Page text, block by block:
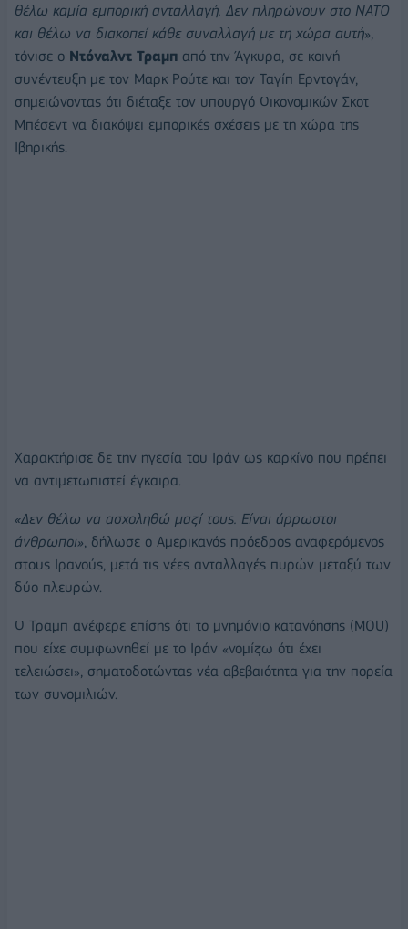
θέλω καμία εμπορική ανταλλαγή. Δεν πληρώνουν στο ΝΑΤΟ
και θέλω να διακοπεί κάθε συναλλαγή με τη χώρα αυτή»,
τόνισε ο Ντόναλντ Τραμπ από την Άγκυρα, σε κοινή
συνέντευξη με τον Μαρκ Ρούτε και τον Ταγίπ Ερντογάν,
σημειώνοντας ότι διέταξε τον υπουργό Οικονομικών Σκοτ ​​
Μπέσεντ να διακόψει εμπορικές σχέσεις με τη χώρα της
Ιβηρικής.
Χαρακτήρισε δε την ηγεσία του Ιράν ως καρκίνο που πρέπει
να αντιμετωπιστεί έγκαιρα.
«Δεν θέλω να ασχοληθώ μαζί τους. Είναι άρρωστοι
άνθρωποι», δήλωσε ο Αμερικανός πρόεδρος αναφερόμενος
στους Ιρανούς, μετά τις νέες ανταλλαγές πυρών μεταξύ των
δύο πλευρών.
Ο Τραμπ ανέφερε επίσης ότι το μνημόνιο κατανόησης (MOU)
που είχε συμφωνηθεί με το Ιράν «νομίζω ότι έχει
τελειώσει», σηματοδοτώντας νέα αβεβαιότητα για την πορεία
των συνομιλιών.